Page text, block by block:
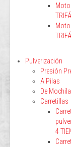
Pulverización
Presión
A Pilas
De Mochila
Carretillas
4